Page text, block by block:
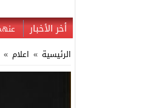
أخر الأخبار
من أطفال المركز المتخلى عنهم
الرئيسية » اعلام »